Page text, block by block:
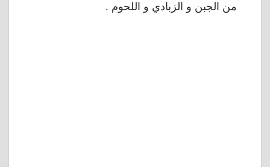
من الجبن و الزبادي و اللحوم .